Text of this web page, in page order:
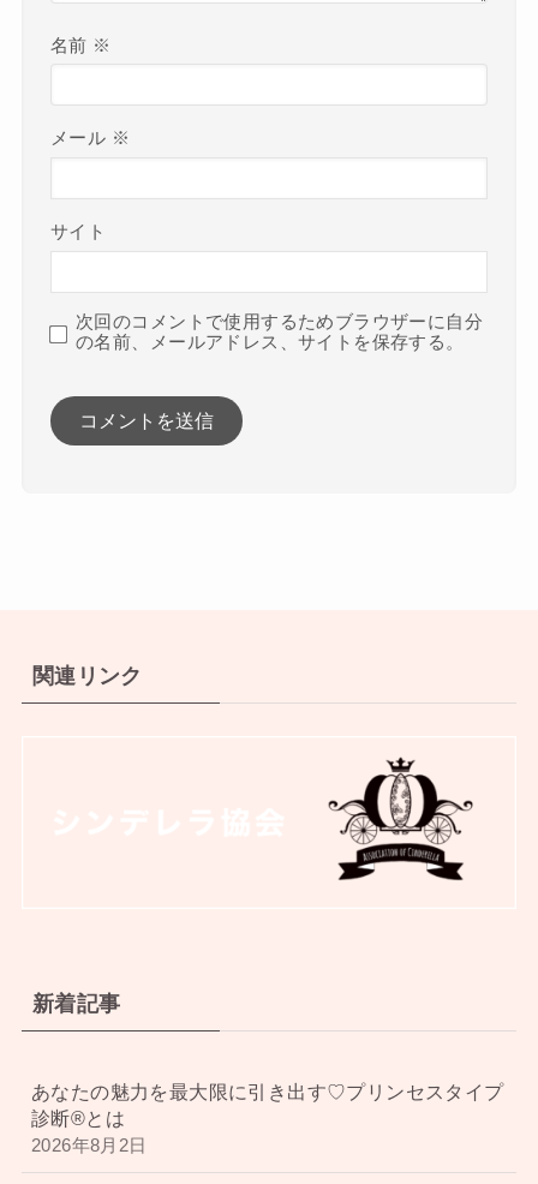
名前 ※
メール ※
サイト
次回のコメントで使用するためブラウザーに自分
の名前、メールアドレス、サイトを保存する。
関連リンク
新着記事
あなたの魅力を最大限に引き出す♡プリンセスタイプ
診断®︎とは
2026年8月2日